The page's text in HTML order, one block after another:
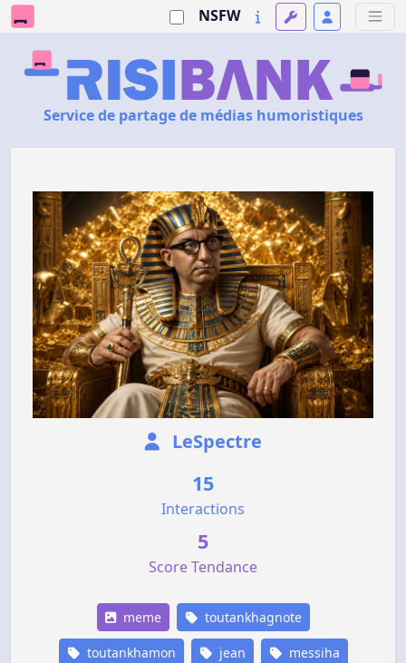
NSFW
Service de partage de médias humoristiques
LeSpectre
15
Interactions
5
Score Tendance
meme toutankhagnote
toutankhamon jean messiha